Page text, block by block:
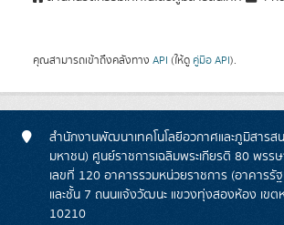
คุณสามารถเข้าถึงคลังทาง API (ให้ดู คู่มือ API).
สำนักงานพัฒนาเทคโนโลยีอวกาศและภูมิสารส
มหาชน) ศูนย์ราชการเฉลิมพระเกียรติ 80 พร
เลขที่ 120 อาคารรวมหน่วยราชการ (อาคาร
และชั้น 7 ถนนแจ้งวัฒนะ แขวงทุ่งสองห้อง เขต
10210